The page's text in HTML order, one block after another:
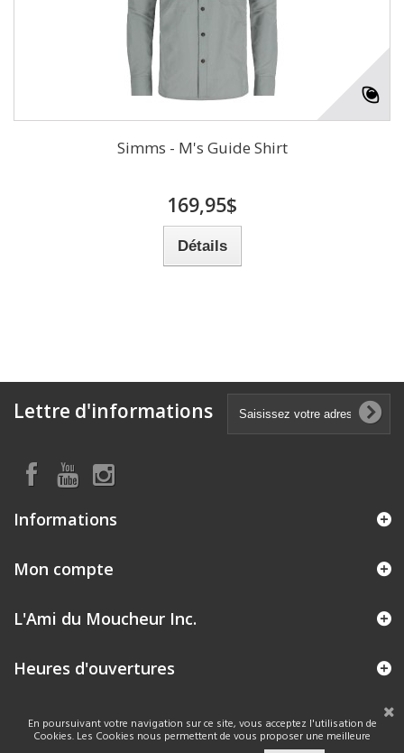
Simms - M's Guide Shirt
169,95$
Détails
Lettre d'informations
Informations
Mon compte
L'Ami du Moucheur Inc.
Heures d'ouvertures
En poursuivant votre navigation sur ce site, vous acceptez l'utilisation de
Cookies. Les Cookies nous permettent de vous proposer une meilleure